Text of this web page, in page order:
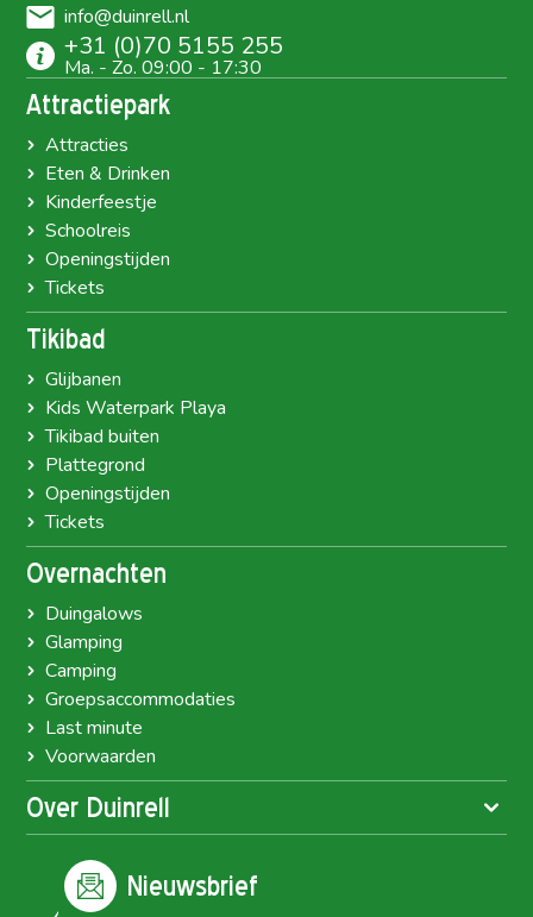
info@duinrell.nl
+31 (0)70 5155 255
Ma. - Zo. 09:00 - 17:30
Attractiepark
Attracties
Eten & Drinken
Kinderfeestje
Schoolreis
Openingstijden
Tickets
Tikibad
Glijbanen
Kids Waterpark Playa
Tikibad buiten
Plattegrond
Openingstijden
Tickets
Overnachten
Duingalows
Glamping
Camping
Groepsaccommodaties
Last minute
Voorwaarden
Over Duinrell
Nieuwsbrief